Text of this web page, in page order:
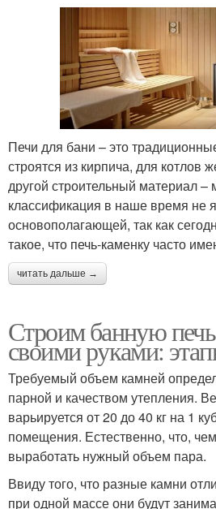
Печи для бани – это
строятся из кирпича, для котлов
другой строительный материал –
классификация в наше время не
основополагающей, так как
такое, что печь-каменку часто
читать дальше →
Строим банную
своими руками:
Требуемый объем камней
парной и качеством утепления.
варьируется от 20 до 40 кг на 1
помещения. Естественно, что,
выработать нужный объем пара.
Ввиду того, что разные камни
при одной массе они будут